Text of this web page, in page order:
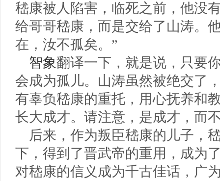
嵇康被人陷害，临死之前，他没
给哥哥嵇康，而是交给了山涛。
在，汝不孤矣。”
智象翻译一下，就是说，只要
会成为孤儿。山涛虽然被绝交了
有辜负嵇康的重托，用心抚养和
长大成才。请注意，是成才，而
后来，作为叛臣嵇康的儿子，
下，得到了晋武帝的重用，成为
对嵇康的信义成为千古佳话，广